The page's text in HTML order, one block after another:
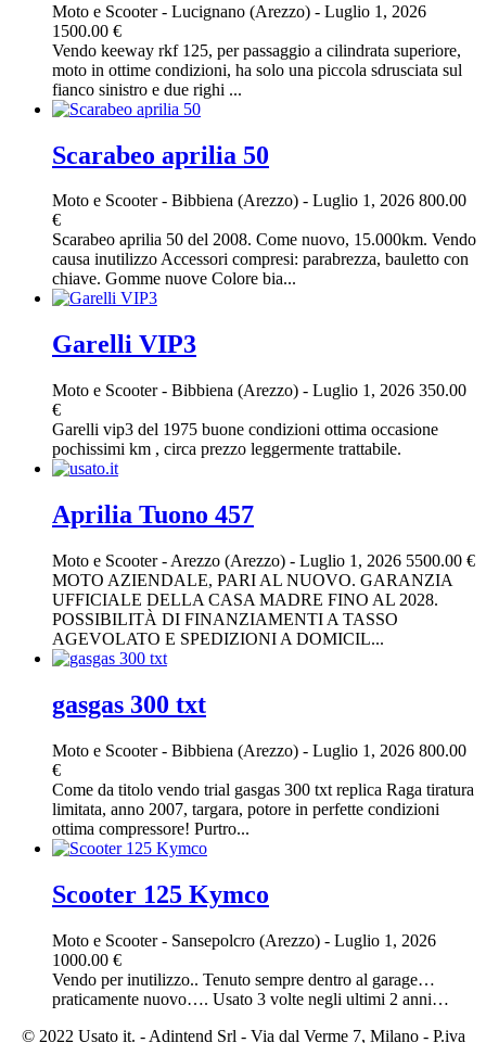
Moto e Scooter- Lucignano (Arezzo) - Luglio 1, 2026
1500.00 €
Vendo keeway rkf 125, per passaggio a cilindrata superiore,
moto in ottime condizioni, ha solo una piccola sdrusciata sul
fianco sinistro e due righi ...
Scarabeo aprilia 50
Moto e Scooter- Bibbiena (Arezzo) - Luglio 1, 2026 800.00
€
Scarabeo aprilia 50 del 2008. Come nuovo, 15.000km. Vendo
causa inutilizzo Accessori compresi: parabrezza, bauletto con
chiave. Gomme nuove Colore bia...
Garelli VIP3
Moto e Scooter- Bibbiena (Arezzo) - Luglio 1, 2026 350.00
€
Garelli vip3 del 1975 buone condizioni ottima occasione
pochissimi km , circa prezzo leggermente trattabile.
Aprilia Tuono 457
Moto e Scooter- Arezzo (Arezzo) - Luglio 1, 2026 5500.00 €
MOTO AZIENDALE, PARI AL NUOVO. GARANZIA
UFFICIALE DELLA CASA MADRE FINO AL 2028.
POSSIBILITÀ DI FINANZIAMENTI A TASSO
AGEVOLATO E SPEDIZIONI A DOMICIL...
gasgas 300 txt
Moto e Scooter- Bibbiena (Arezzo) - Luglio 1, 2026 800.00
€
Come da titolo vendo trial gasgas 300 txt replica Raga tiratura
limitata, anno 2007, targara, potore in perfette condizioni
ottima compressore! Purtro...
Scooter 125 Kymco
Moto e Scooter- Sansepolcro (Arezzo) - Luglio 1, 2026
1000.00 €
Vendo per inutilizzo.. Tenuto sempre dentro al garage…
praticamente nuovo…. Usato 3 volte negli ultimi 2 anni…
© 2022 Usato it. - Adintend Srl - Via dal Verme 7, Milano - P.iva